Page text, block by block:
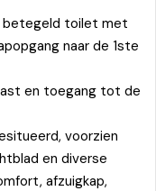
betegeld toilet met
naar de 1ste
en toegang tot de
voorzien
en diverse
afzuigkap,